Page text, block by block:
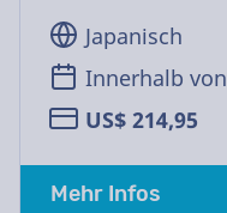
Japanisch
Innerhalb von
US$ 214,95
Mehr Infos